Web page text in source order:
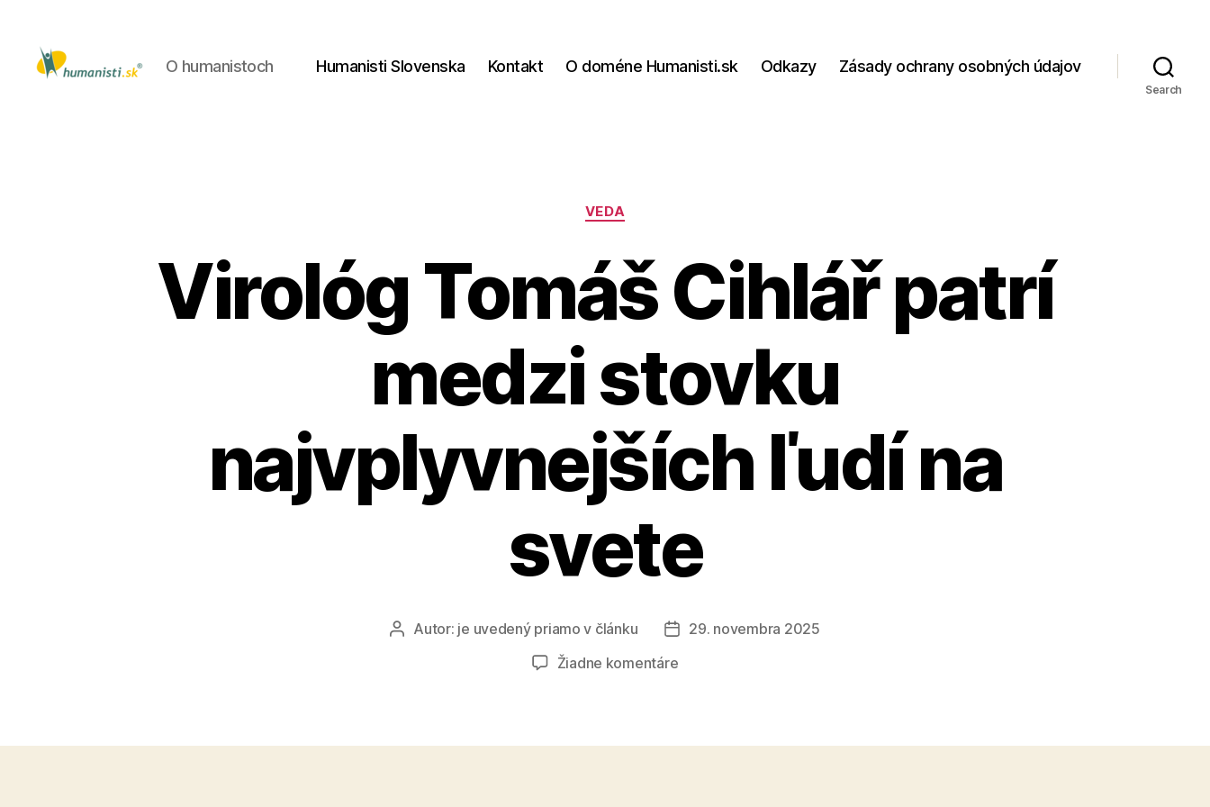
O humanistoch Humanisti Slovenska Kontakt O doméne Humanisti.sk Odkazy Zásady ochrany osobných údajov
Search
Kategórie
VEDA
Virológ Tomáš Cihlář patrí
medzi stovku
najvplyvnejších ľudí na
svete
AutorAutor: je uvedený priamo v článku
Dátum
29. novembra 2025
Žiadne komentárena
patrí